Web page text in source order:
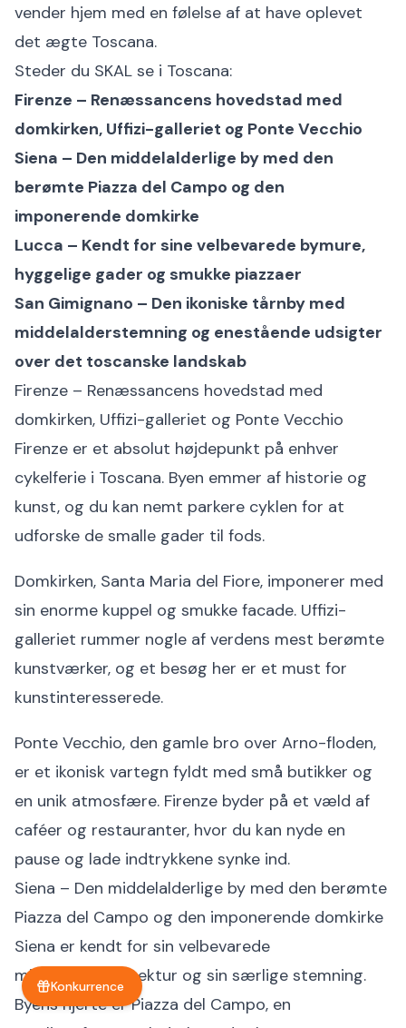
vender hjem med en følelse af at have oplevet
det ægte Toscana.
Steder du SKAL se i Toscana:
Firenze – Renæssancens hovedstad med
domkirken, Uffizi-galleriet og Ponte Vecchio
Siena – Den middelalderlige by med den
berømte Piazza del Campo og den
imponerende domkirke
Lucca – Kendt for sine velbevarede bymure,
hyggelige gader og smukke piazzaer
San Gimignano – Den ikoniske tårnby med
middelalderstemning og enestående udsigter
over det toscanske landskab
Firenze – Renæssancens hovedstad med
domkirken, Uffizi-galleriet og Ponte Vecchio
Firenze er et absolut højdepunkt på enhver
cykelferie i Toscana. Byen emmer af historie og
kunst, og du kan nemt parkere cyklen for at
udforske de smalle gader til fods.
Domkirken, Santa Maria del Fiore, imponerer med
sin enorme kuppel og smukke facade. Uffizi-
galleriet rummer nogle af verdens mest berømte
kunstværker, og et besøg her er et must for
kunstinteresserede.
Ponte Vecchio, den gamle bro over Arno-floden,
er et ikonisk vartegn fyldt med små butikker og
en unik atmosfære. Firenze byder på et væld af
caféer og restauranter, hvor du kan nyde en
pause og lade indtrykkene synke ind.
Siena – Den middelalderlige by med den berømte
Piazza del Campo og den imponerende domkirke
Siena er kendt for sin velbevarede
middelalderarkitektur og sin særlige stemning.
Byens hjerte er Piazza del Campo, en
Konkurrence